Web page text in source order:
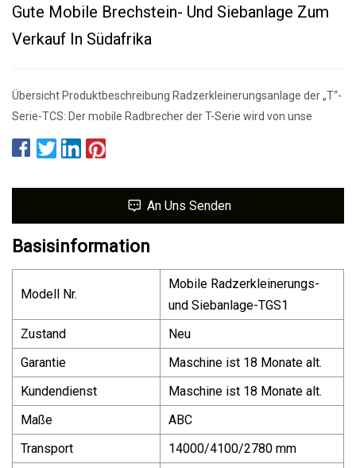
Gute Mobile Brechstein- Und Siebanlage Zum
Verkauf In Südafrika
Übersicht Produktbeschreibung Radzerkleinerungsanlage der „T“-
Serie-TCS: Der mobile Radbrecher der T-Serie wird von unse
An Uns Senden
Basisinformation
Modell Nr.
Mobile Radzerkleinerungs-
und Siebanlage-TGS1
Zustand
Neu
Garantie
Maschine ist 18 Monate alt.
Kundendienst
Maschine ist 18 Monate alt.
Maße
ABC
Transport
14000/4100/2780 mm